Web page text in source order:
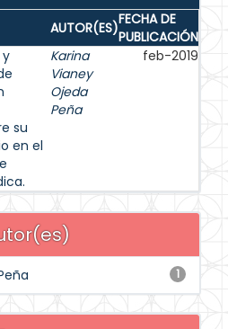
AUTOR(ES)FECHA DE
PUBLICACIÓN
su
en el
Karina
Vianey
Ojeda
Peña
feb-2019
1